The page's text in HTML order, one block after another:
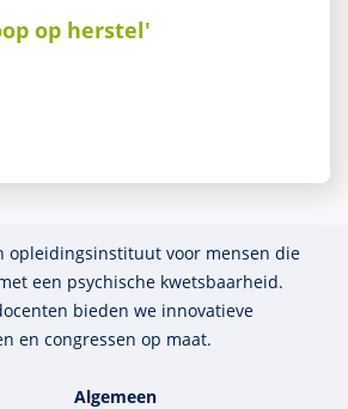
op herstel'
opleidings­insti­tuut voor mensen die
een psychische kwets­baar­heid.
bieden we innova­tieve
en congres­sen op maat.
Algemeen